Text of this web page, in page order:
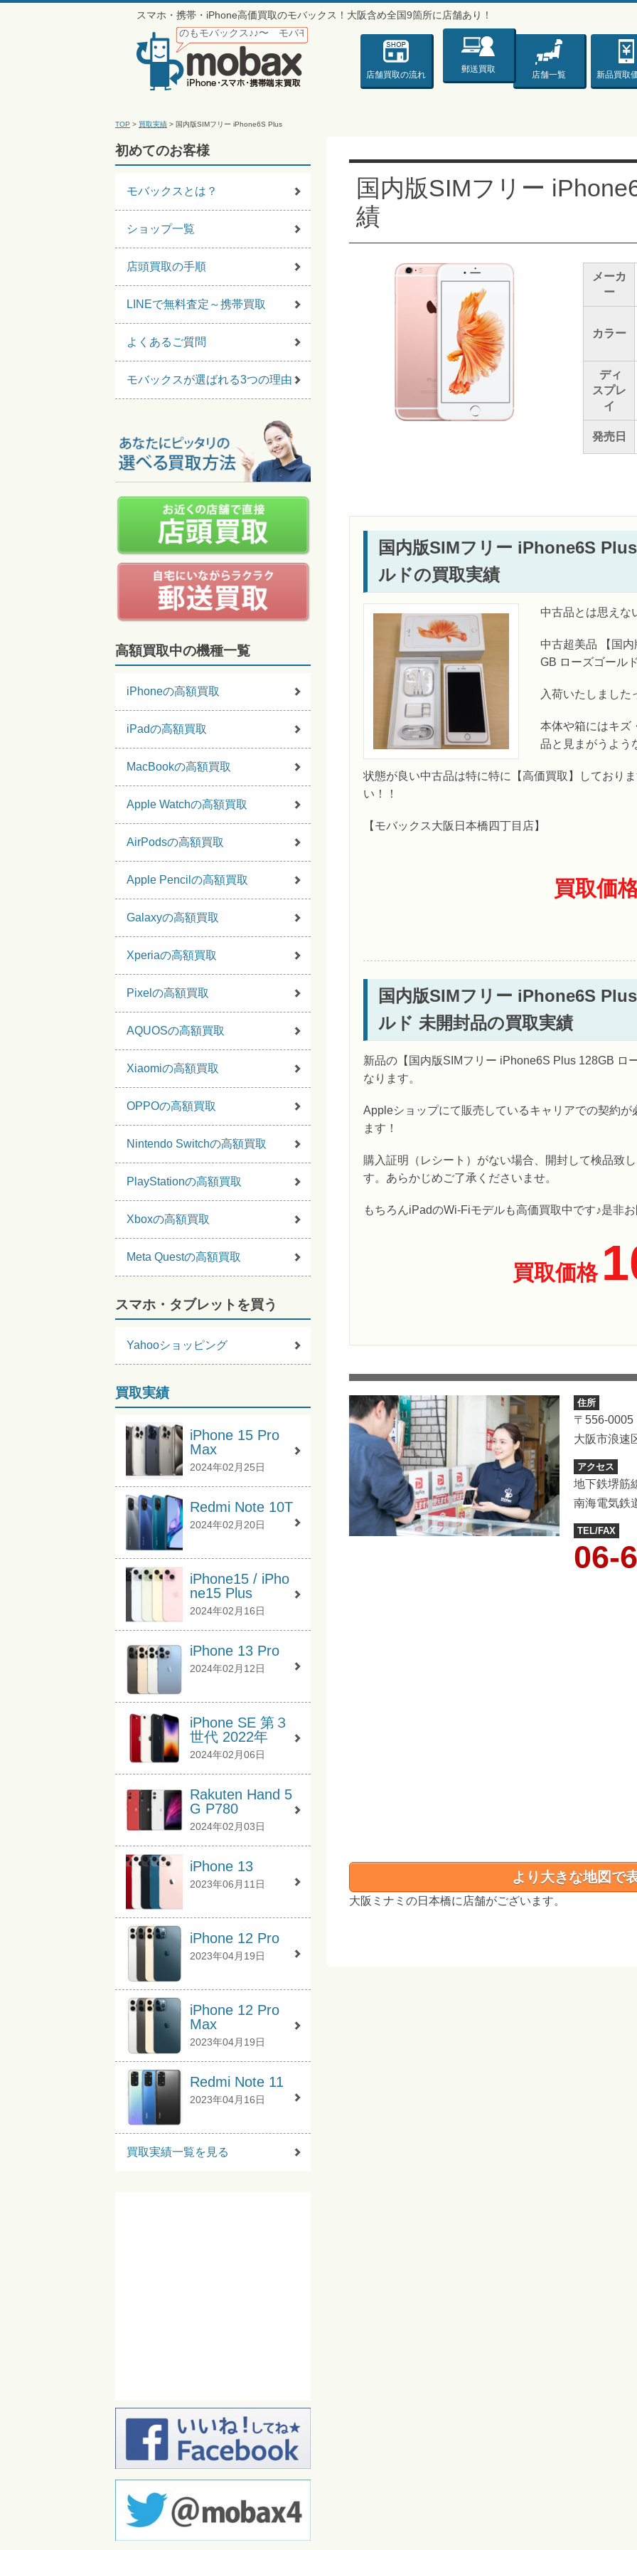
スマホ・携帯・iPhone高価買取のモバックス！大阪含め全国9箇所に店舗あり！
モバックス♪〜 携帯買うのもモバックス♪♪〜 モバモバモバモバモバックス♪♪♪〜
店舗買取の流れ 郵送買取 店舗一覧 新品買取
TOP > 買取実績 > 国内版SIMフリー iPhone6S Plus
国内版SIMフリー
績
メーカ
ー
カラー
ディ
スプレ
イ
発売日
国内版SIMフリー iPhone6S
ルドの買取実績
中古品とは思えな
中古超美品 【国
GB ローズゴール
入荷いたしました
本体や箱にはキズ
品と見まがうよう
状態が良い中古品は特に特に【高価買取】しており
い！！
【モバックス大阪日本橋四丁目店】
買取価
国内版SIMフリー iPhone6S
ルド 未開封品の買取実績
新品の【国内版SIMフリー iPhone6S Plus 128GB ロ
なります。
Appleショップにて販売しているキャリアでの契約
ます！
購入証明（レシート）がない場合、開封して検品致
す。あらかじめご了承くださいませ。
もちろんiPadのWi-Fiモデルも高価買取中です♪是非
買取価格
住所
〒556-0005
大阪市浪速
アクセス
地下鉄堺筋
南海電気鉄
TEL/FAX
06-
より大きな地図で
大阪ミナミの日本橋に店舗がございます。
初めてのお客様
モバックスとは？
ショップ一覧
店頭買取の手順
LINEで無料査定～携帯買取
よくあるご質問
モバックスが選ばれる3つの理由
高額買取中の機種一覧
iPhoneの高額買取
iPadの高額買取
MacBookの高額買取
Apple Watchの高額買取
AirPodsの高額買取
Apple Pencilの高額買取
Galaxyの高額買取
Xperiaの高額買取
Pixelの高額買取
AQUOSの高額買取
Xiaomiの高額買取
OPPOの高額買取
Nintendo Switchの高額買取
PlayStationの高額買取
Xboxの高額買取
Meta Questの高額買取
スマホ・タブレットを買う
Yahooショッピング
買取実績
iPhone 15 Pro
Max
2024年02月25日
Redmi Note 10T
2024年02月20日
iPhone15 / iPho
ne15 Plus
2024年02月16日
iPhone 13 Pro
2024年02月12日
iPhone SE 第３
世代 2022年
2024年02月06日
Rakuten Hand 5
G P780
2024年02月03日
iPhone 13
2023年06月11日
iPhone 12 Pro
2023年04月19日
iPhone 12 Pro
Max
2023年04月19日
Redmi Note 11
2023年04月16日
買取実績一覧を見る